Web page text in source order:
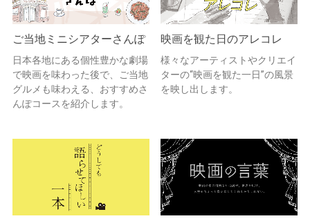
ご当地ミニシアターさんぽ
日本各地にある個性豊かな劇場
で映画を味わった後で、ご当地
グルメも味わえる、おすすめさ
んぽコースを紹介します。
映画を観た日のアレコレ
様々なアーティストやクリエイ
ターの“映画を観た一日”の風景
を映し出します。